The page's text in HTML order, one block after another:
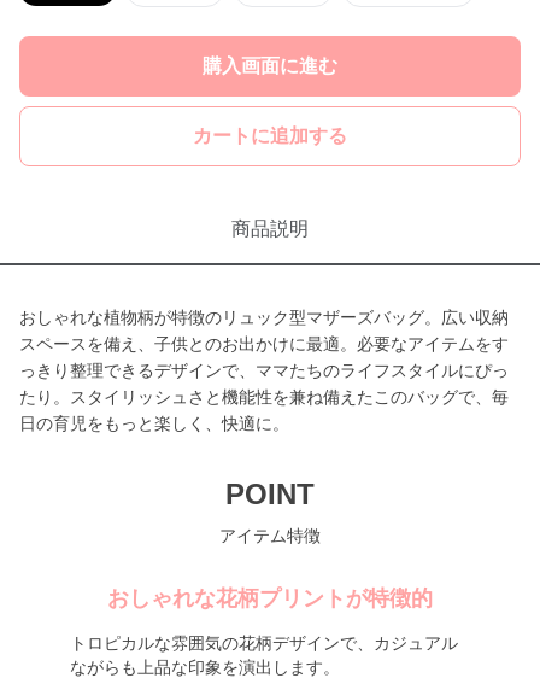
購入画面に進む
カートに追加する
商品説明
おしゃれな植物柄が特徴のリュック型マザーズバッグ。広い収納
スペースを備え、子供とのお出かけに最適。必要なアイテムをす
っきり整理できるデザインで、ママたちのライフスタイルにぴっ
たり。スタイリッシュさと機能性を兼ね備えたこのバッグで、毎
日の育児をもっと楽しく、快適に。
POINT
アイテム特徴
おしゃれな花柄プリントが特徴的
トロピカルな雰囲気の花柄デザインで、カジュアル
ながらも上品な印象を演出します。